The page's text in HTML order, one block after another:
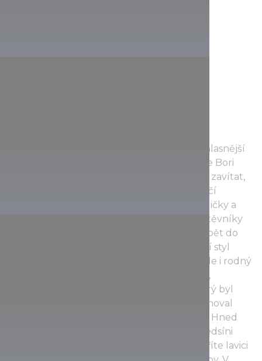
nejslavnější příslušnici etnika Matyó Nejvěhlasnější
osobností z oblasti lidového umění Matyó je Bori
Kisjankó, do jejíhož rodného domu můžete zavítat,
pokud zaměříte svou pozornost na nejhezčí
městskou část, čtvrť Hadas. Její křivolaké uličky a
obílené statky s doškovými střechami návštěvníky
uchvátí a přenesou v čase o 150–200 let zpět do
minulosti, přičemž evokují maďarský životní styl
bývalého zemědělského městečka. Stojí zde i rodný
dům tety Bori, vyšívačky a návrhářky vzorů,
nositelky titulu mistra lidového umění, který byl
vystavěn kolem roku 1850 a dodnes si zachoval
věrnou podobu místní lidové architektury. Hned
poté, co vstoupíte dovnitř, ocitnete se v předsíni
autentické kuchyně, v níž vedle pece spatříte lavici